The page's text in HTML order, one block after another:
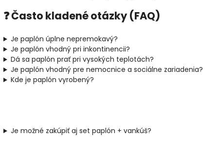
❓ Často kladené otázky (FAQ)
Je paplón úplne nepremokavý?
Je paplón vhodný pri inkontinencii?
Dá sa paplón prať pri vysokých teplotách?
Je paplón vhodný pre nemocnice a sociálne zariadenia?
Kde je paplón vyrobený?
Je možné zakúpiť aj set paplón + vankúš?